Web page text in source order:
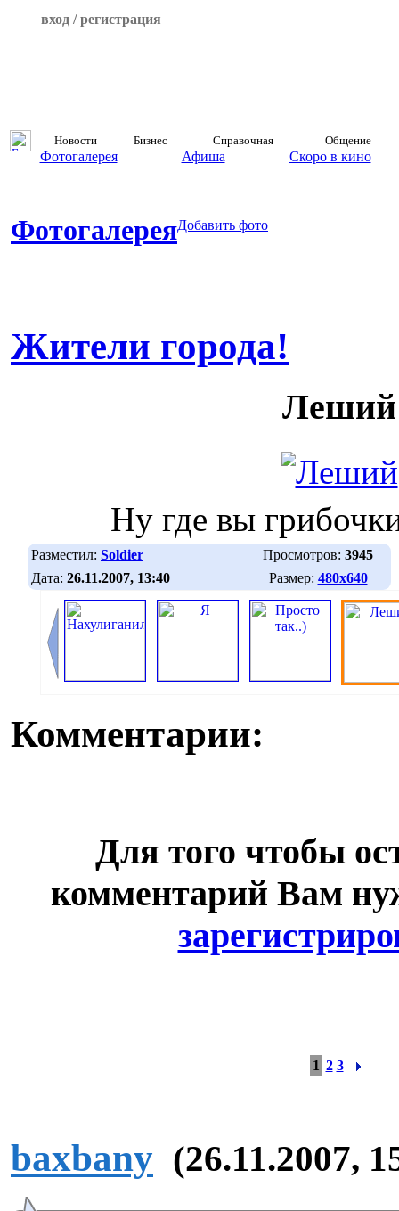
вход / регистрация
Новости Бизнес Справочная Общение
Фотогалерея Афиша Скоро в кино
ФотогалереяДобавить фото
Жители города!
Леший
Ну где вы
Разместил: Soldier Просмотров: 3945
Дата: 26.11.2007, 13:40 Размер: 480х640
Комментарии:
Для того чтобы
комментарий Вам
1 2 3
baxbany (26.11.2007,